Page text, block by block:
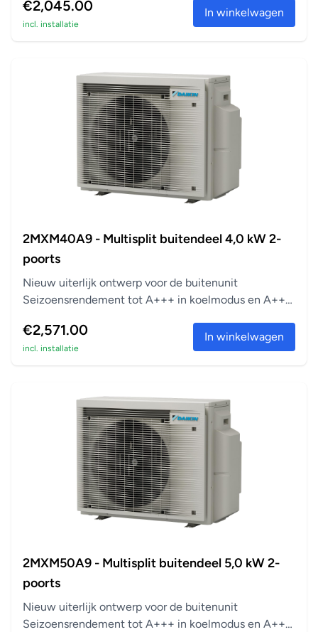
€2,045.00
incl. installatie
In winkelwagen
2MXM40A9 - Multisplit buitendeel 4,0 kW 2-
poorts
Nieuw uiterlijk ontwerp voor de buitenunit
Seizoensrendement tot A+++ in koelmodus en A++
€2,571.00
incl. installatie
In winkelwagen
2MXM50A9 - Multisplit buitendeel 5,0 kW 2-
poorts
Nieuw uiterlijk ontwerp voor de buitenunit
Seizoensrendement tot A+++ in koelmodus en A++